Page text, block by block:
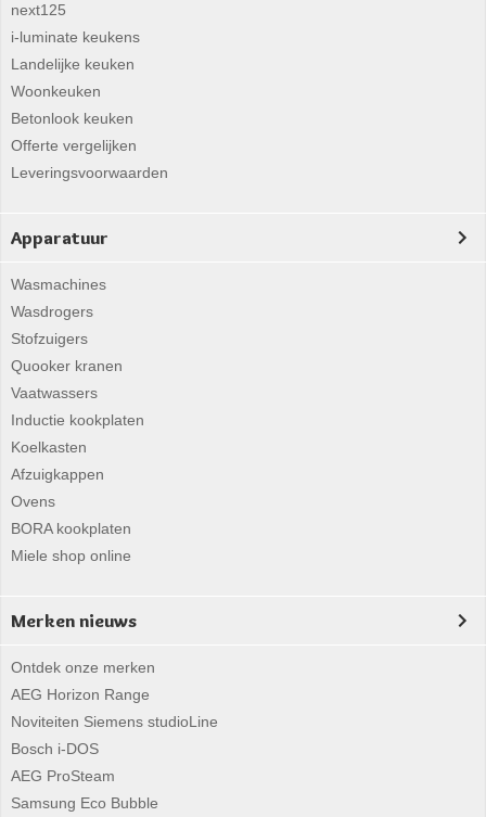
next125
i-luminate keukens
Landelijke keuken
Woonkeuken
Betonlook keuken
Offerte vergelijken
Leveringsvoorwaarden
Apparatuur
Wasmachines
Wasdrogers
Stofzuigers
Quooker kranen
Vaatwassers
Inductie kookplaten
Koelkasten
Afzuigkappen
Ovens
BORA kookplaten
Miele shop online
Merken nieuws
Ontdek onze merken
AEG Horizon Range
Noviteiten Siemens studioLine
Bosch i-DOS
AEG ProSteam
Samsung Eco Bubble